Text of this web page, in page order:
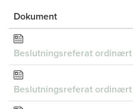
Dokument
Beslutningsreferat
Beslutningsreferat